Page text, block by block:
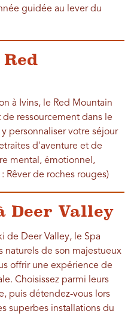
guidée au lever du
à Ivins, le Red Mountain
de ressourcement dans le
personnaliser votre séjour
d'aventure et de
mental, émotionnel,
Rêver de roches rouges)
Deer Valley
de Deer Valley, le Spa
naturels de son majestueux
offrir une expérience de
Choisissez parmi leurs
puis détendez-vous lors
superbes installations du